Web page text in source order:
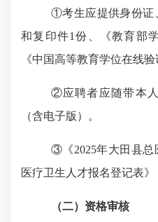
①考生应提供身份
和复印件1份 、《教育部
《中国高等教育学位在线验
②应聘者应随带本
（含电子版）。
③ 《2025年大田县总
医疗卫生人才报名登记表》
（二）资格审核